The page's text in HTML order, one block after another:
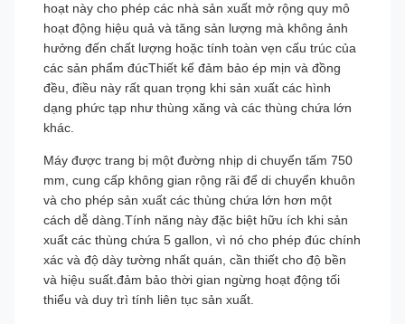
hoạt này cho phép các nhà sản xuất mở rộng quy mô
hoạt động hiệu quả và tăng sản lượng mà không ảnh
hưởng đến chất lượng hoặc tính toàn vẹn cấu trúc của
các sản phẩm đúcThiết kế đảm bảo ép mịn và đồng
đều, điều này rất quan trọng khi sản xuất các hình
dạng phức tạp như thùng xăng và các thùng chứa lớn
khác.
Máy được trang bị một đường nhịp di chuyển tấm 750
mm, cung cấp không gian rộng rãi để di chuyển khuôn
và cho phép sản xuất các thùng chứa lớn hơn một
cách dễ dàng.Tính năng này đặc biệt hữu ích khi sản
xuất các thùng chứa 5 gallon, vì nó cho phép đúc chính
xác và độ dày tường nhất quán, cần thiết cho độ bền
và hiệu suất.đảm bảo thời gian ngừng hoạt động tối
thiểu và duy trì tính liên tục sản xuất.